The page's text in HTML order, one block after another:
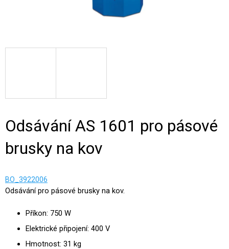
Odsávání AS 1601 pro pásové
brusky na kov
BO_3922006
Odsávání pro pásové brusky na kov.
Příkon: 750 W
Elektrické připojení: 400 V
Hmotnost: 31 kg